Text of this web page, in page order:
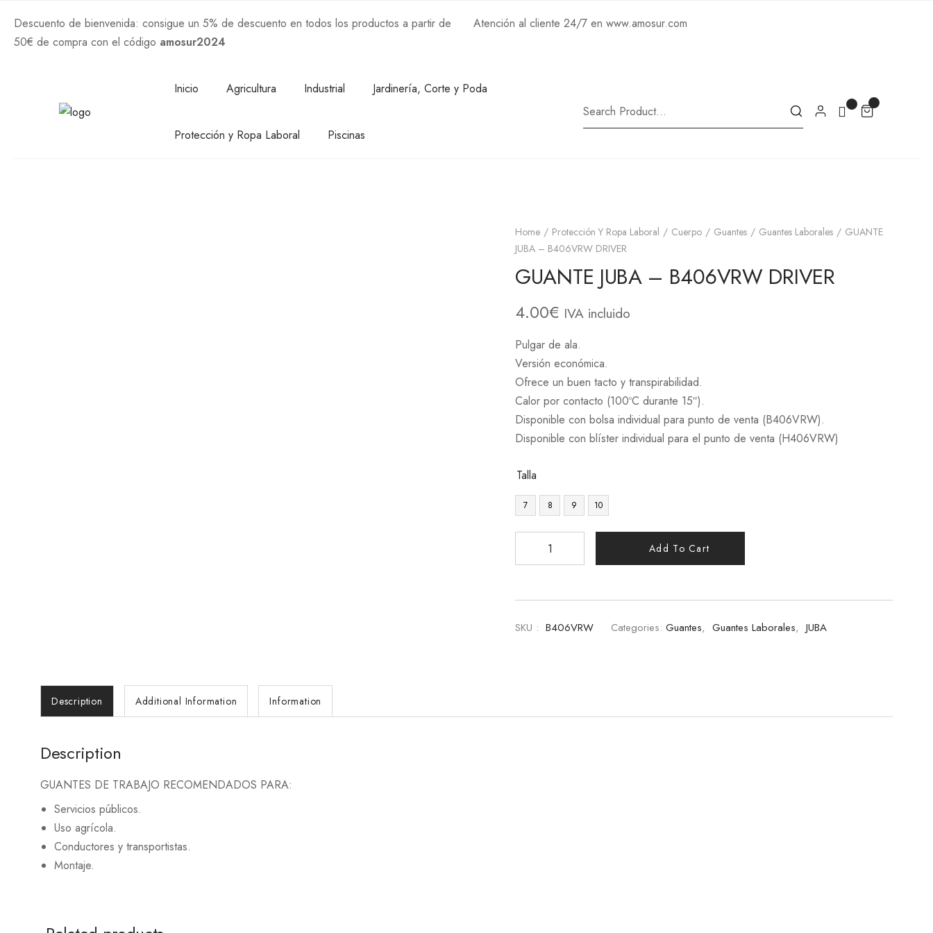
Descuento de bienvenida: consigue un 5% de descuento en todos los productos a partir de
50€ de compra con el código amosur2024
Atención al cliente 24/7 en www.amosur.com
Inicio Agricultura Industrial Jardinería, Corte y Poda
Protección y Ropa Laboral Piscinas
Home Protección Y Ropa Laboral Cuerpo Guantes Guantes Laborales
GUANTE
JUBA – B406VRW DRIVER
GUANTE JUBA – B406VRW DRIVER
4.00€ IVA incluido
Pulgar de ala.
Versión económica.
Ofrece un buen tacto y transpirabilidad.
Calor por contacto (100ºC durante 15″).
Disponible con bolsa individual para punto de venta (B406VRW).
Disponible con blíster individual para el punto de venta (H406VRW)
Talla
7 8 9 10
Add To Cart
SKU : B406VRW Categories: Guantes, Guantes Laborales, JUBA
Description Additional Information Information
Description
GUANTES DE TRABAJO RECOMENDADOS PARA:
Servicios públicos.
Uso agrícola.
Conductores y transportistas.
Montaje.